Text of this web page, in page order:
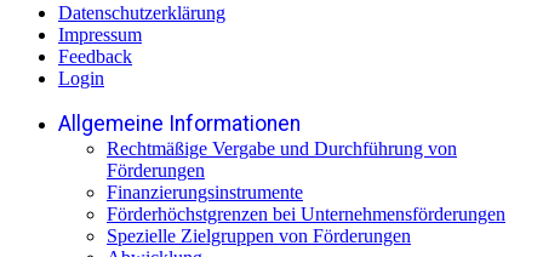
Datenschutzerklärung
Impressum
Feedback
Login
Allgemeine Informationen
Rechtmäßige Vergabe und Durchführung von
Förderungen
Finanzierungsinstrumente
Förderhöchstgrenzen bei Unternehmensförderungen
Spezielle Zielgruppen von Förderungen